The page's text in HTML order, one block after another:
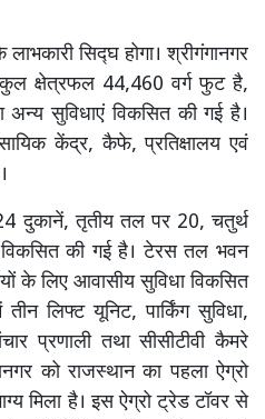
सिद्घ होगा। श्रीगंगानगर
कुल क्षेत्रफल 44,460 वर्ग फुट है,
सुविधाएं विकसित की गई है।
केंद्र, कैफे, प्रतिक्षालय एवं
दुकानें, तृतीय तल पर 20, चतुर्थ
की गई है। टेरस तल भवन
के लिए आवासीय सुविधा विकसित
लिफ्ट यूनिट, पार्किंग सुविधा,
प्रणाली तथा सीसीटीवी कैमरे
को राजस्थान का पहला ऐग्रो
मिला है। इस ऐग्रो ट्रेड टॉवर से